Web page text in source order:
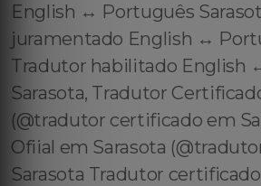
English ↔️ Português
juramentado English ↔️
Tradutor habilitado English
Sarasota, Tradutor
(@tradutor certificado em
Ofiial em Sarasota
Sarasota Tradutor